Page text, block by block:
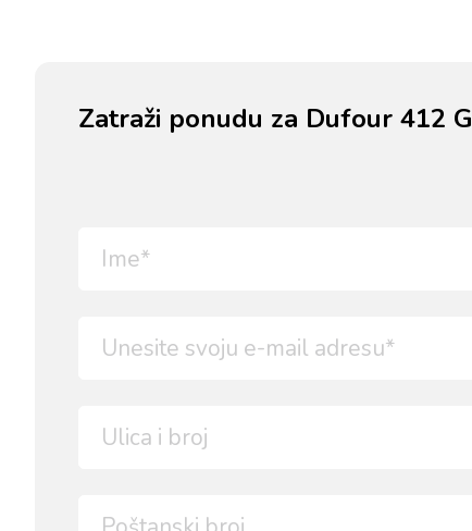
Zatraži ponudu za Dufour 412